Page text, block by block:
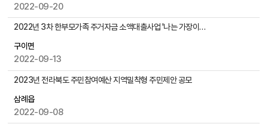
성
2022-09-20
2022년 3차 한부모가족 주거자금 소액대출사업 '나는 가장이다' 홍보
구이면
2022-09-13
2023년 전라북도 주민참여예산 지역밀착형 주민제안 공모
삼례읍
2022-09-08